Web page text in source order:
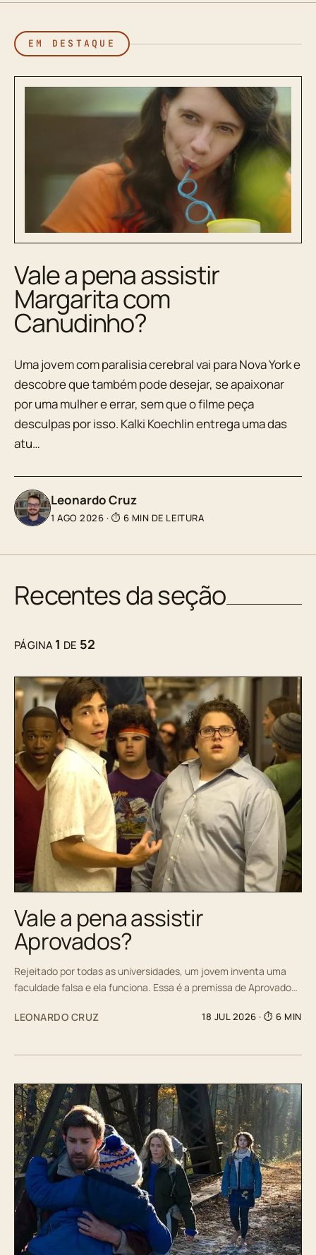
EM DESTAQUE
Vale a pena assistir
Margarita com
Canudinho?
Uma jovem com paralisia cerebral vai para Nova York e
descobre que também pode desejar, se apaixonar
por uma mulher e errar, sem que o filme peça
desculpas por isso. Kalki Koechlin entrega uma das
atu…
Leonardo Cruz
1 AGO 2026 · ⏱ 6 MIN DE LEITURA
Recentes da seção
PÁGINA1 DE 52
Vale a pena assistir
Aprovados?
Rejeitado por todas as universidades, um jovem inventa uma
faculdade falsa e ela funciona. Essa é a premissa de Aprovado…
LEONARDO CRUZ 18 JUL 2026 · ⏱ 6 MIN